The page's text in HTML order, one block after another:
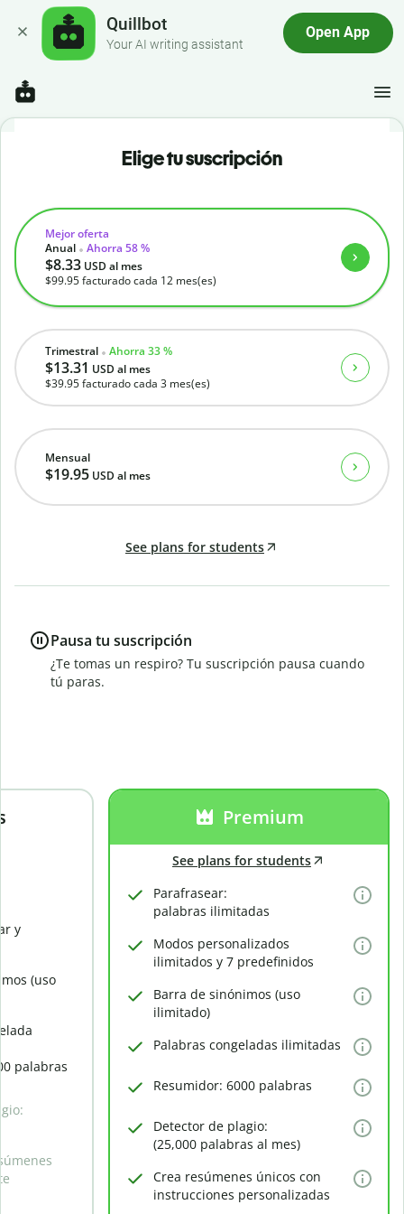
Quillbot
Your AI writing assistant
Open App
y
(uso
palabras
Premium
See plans for students
Parafrasear:
palabras ilimitadas
Modos personalizados
ilimitados y 7 predefinidos
Barra de sinónimos (uso
ilimitado)
Palabras congeladas ilimitadas
Resumidor: 6000 palabras
Detector de plagio:
(25,000 palabras al mes)
Crea resúmenes únicos con
instrucciones personalizadas
Elige tu suscripción
Mensual
$19.95 USD al mes
Trimestral Ahorra 33 %
$13.31 USD al mes
$39.95facturado cada 3 mes(es)
Mejor oferta
Anual
Ahorra 58 %
$8.33 USD al mes
$99.95facturado cada 12 mes(es)
See plans for students
Pausa tu suscripción
¿Te tomas un respiro? Tu suscripción pausa cuando
tú paras.